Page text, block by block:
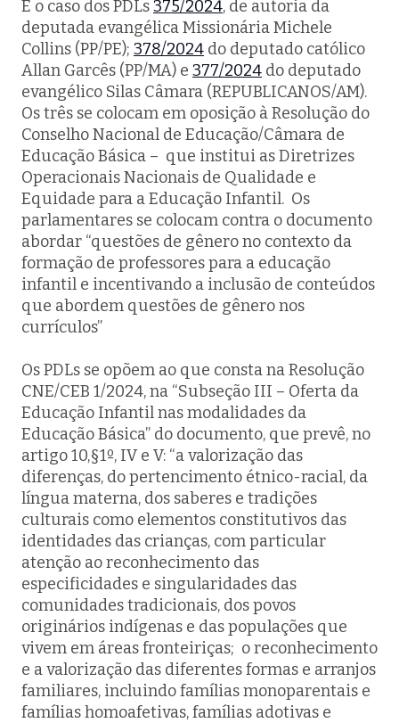
É o caso dos PDLs375/2024, de autoria da
deputada evangélica Missionária Michele
Collins (PP/PE); 378/2024 do deputado católico
Allan Garcês (PP/MA) e 377/2024 do deputado
evangélico Silas Câmara (REPUBLICANOS/AM).
Os três se colocam em oposição à Resolução do
Conselho Nacional de Educação/Câmara de
Educação Básica – que institui as Diretrizes
Operacionais Nacionais de Qualidade e
Equidade para a Educação Infantil. Os
parlamentares se colocam contra o documento
abordar “questões de gênero no contexto da
formação de professores para a educação
infantil e incentivando a inclusão de conteúdos
que abordem questões de gênero nos
currículos”
Os PDLs se opõem ao que consta na Resolução
CNE/CEB 1/2024, na “Subseção III – Oferta da
Educação Infantil nas modalidades da
Educação Básica” do documento, que prevê, no
artigo 10,§1º, IV e V: “a valorização das
diferenças, do pertencimento étnico-racial, da
língua materna, dos saberes e tradições
culturais como elementos constitutivos das
identidades das crianças, com particular
atenção ao reconhecimento das
especificidades e singularidades das
comunidades tradicionais, dos povos
originários indígenas e das populações que
vivem em áreas fronteiriças; o reconhecimento
e a valorização das diferentes formas e arranjos
familiares, incluindo famílias monoparentais e
famílias homoafetivas, famílias adotivas e